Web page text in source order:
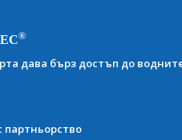
®
дава бърз достъп до
партньорство